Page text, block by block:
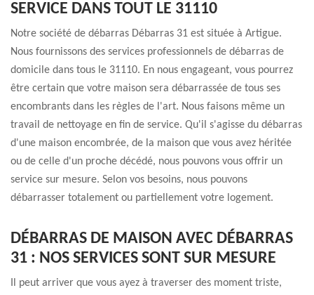
SERVICE DANS TOUT LE 31110
Notre société de débarras Débarras 31 est située à Artigue.
Nous fournissons des services professionnels de débarras de
domicile dans tous le 31110. En nous engageant, vous pourrez
être certain que votre maison sera débarrassée de tous ses
encombrants dans les règles de l'art. Nous faisons même un
travail de nettoyage en fin de service. Qu'il s'agisse du débarras
d'une maison encombrée, de la maison que vous avez héritée
ou de celle d'un proche décédé, nous pouvons vous offrir un
service sur mesure. Selon vos besoins, nous pouvons
débarrasser totalement ou partiellement votre logement.
DÉBARRAS DE MAISON AVEC DÉBARRAS
31 : NOS SERVICES SONT SUR MESURE
Il peut arriver que vous ayez à traverser des moment triste,